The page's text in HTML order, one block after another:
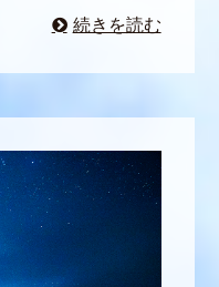
続きを読む